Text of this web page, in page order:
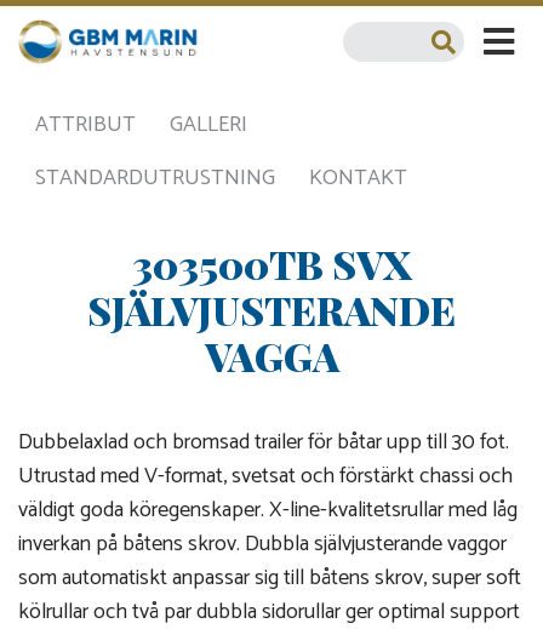
ATTRIBUT
GALLERI
STANDARDUTRUSTNING
KONTAKT
303500TB SVX
SJÄLVJUSTERANDE
VAGGA
Dubbelaxlad och bromsad trailer för båtar upp till 30 fot.
Utrustad med V-format, svetsat och förstärkt chassi och
väldigt goda köregenskaper. X-line-kvalitetsrullar med låg
inverkan på båtens skrov. Dubbla självjusterande vaggor
som automatiskt anpassar sig till båtens skrov, super soft
kölrullar och två par dubbla sidorullar ger optimal support